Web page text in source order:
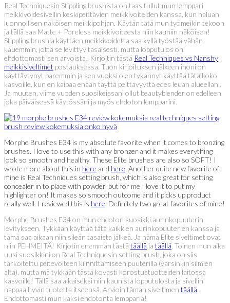
Real Techniquesin Stippling brushista on taas tullut mun lemppari
meikkivoidesivellin keskipeittävien meikkivoiteiden kanssa, kun haluan
luonnollisen näköisen meikkipohjan. Käytän tätä mun työmeikin tekoon
ja tällä saa Matte + Poreless meikkivoiteesta niin kauniin näköisen!
Stippling brushia käyttäen meikkivoidetta saa kyllä työstää vähän
kauemmin, jotta se levittyy tasaisesti, mutta lopputulos on
ehdottomasti sen arvoista! Kirjoitin tästä Real Techniques vs Nanshy
meikkisiveltimet postauksessa. Tuon kirjoituksen jälkeen ihoni on
käyttäytynyt paremmin ja sen vuoksi olen tykännyt käyttää tätä koko
kasvoille, kun en kaipaa enään täyttä peittävyyttä edes leuan alueellani.
Ja muuten, viime vuoden suosikeissani ollut beautyblender on edelleen
joka päiväisessä käytössäni ja myös ehdoton lempparini.
Morphe Brushes E34 is my absolute favorite when it comes to bronzing
brushes. I love to use this with any bronzer and it makes everything
look so smooth and healthy. These Elite brushes are also so SOFT! I
wrote more about this in here and here. Another quite new favorite of
mine is Real Techniques setting brush, which is also great for setting
concealer in to place with powder, but for me I love it to put my
highlighter on! It makes so smooth outcome and it picks up product
really well. I reviewed this is here. Definitely two great favorites of mine!
Morphe Brushes E34 on mun ehdoton suosikki aurinkopuuterin
levitykseen. Tykkään käyttää tätä kaikkien aurinkopuuterien kanssa ja
tämä saa aikaan niin sileän tasaista jälkeä. Ja nämä Elite siveltimet ovat
niin PEHMEITÄ! Kirjotin enemmän tästä täällä ja täällä. Toinen mun aika
uusi suosikkini on Real Techniquesin setting brush, joka on siis
tarkoitettu peitevoiteen kiinnittämiseen puuterilla (varsinkin silmien
alta), mutta mä tykkään tästä kovasti korostustuotteiden laitossa
kasvoille! Tällä saa aikaiseksi niin kaunista lopputulosta ja sivellin
nappaa hyvin tuotetta itseensä. Arvioin tämän siveltimen täällä.
Ehdottomasti mun kaksi ehdotonta lempparia!